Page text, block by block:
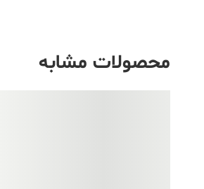
محصولات مشابه